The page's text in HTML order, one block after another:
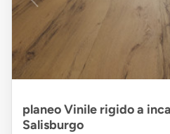
planeo Vinile rigido a
Salisburgo